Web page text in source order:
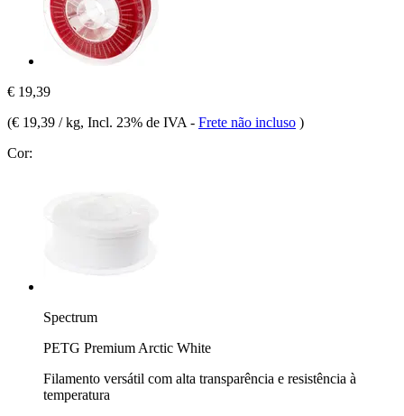
€ 19,39
(€ 19,39 / kg, Incl. 23% de IVA - Frete não incluso )
Cor:
Spectrum
PETG Premium Arctic White
Filamento versátil com alta transparência e resistência à
temperatura